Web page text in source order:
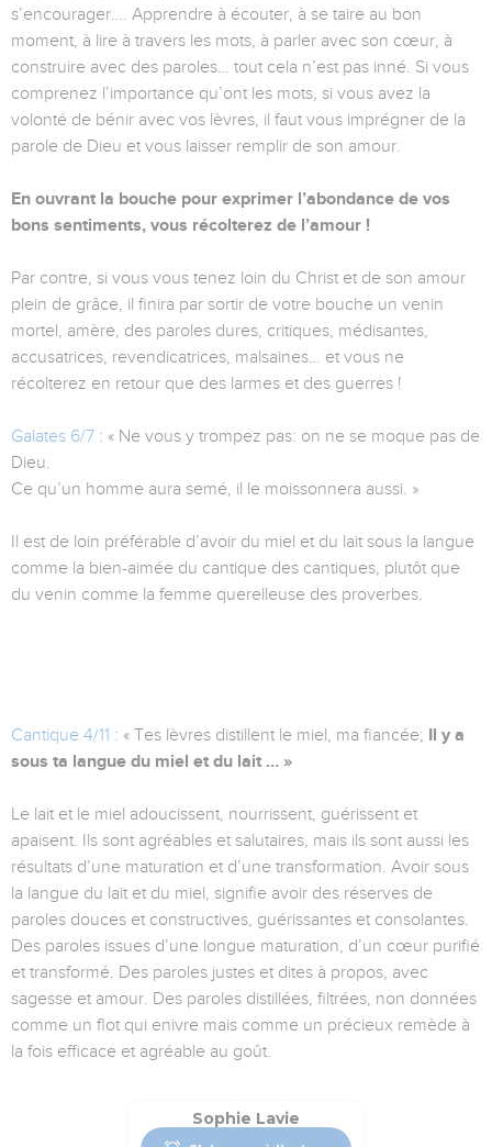
s’encourager…. Apprendre à écouter, à se taire au bon
moment, à lire à travers les mots, à parler avec son cœur, à
construire avec des paroles… tout cela n’est pas inné. Si vous
comprenez l’importance qu’ont les mots, si vous avez la
volonté de bénir avec vos lèvres, il faut vous imprégner de la
parole de Dieu et vous laisser remplir de son amour.
En ouvrant la bouche pour exprimer l’abondance de vos
bons sentiments, vous récolterez de l’amour !
Par contre, si vous vous tenez loin du Christ et de son amour
plein de grâce, il finira par sortir de votre bouche un venin
mortel, amère, des paroles dures, critiques, médisantes,
accusatrices, revendicatrices, malsaines… et vous ne
récolterez en retour que des larmes et des guerres !
Galates 6/7 : « Ne vous y trompez pas: on ne se moque pas de
Dieu.
Ce qu’un homme aura semé, il le moissonnera aussi. »
Il est de loin préférable d’avoir du miel et du lait sous la langue
comme la bien-aimée du cantique des cantiques, plutôt que
du venin comme la femme querelleuse des proverbes.
Cantique 4/11 : « Tes lèvres distillent le miel, ma fiancée; Il y a
sous ta langue du miel et du lait … »
Le lait et le miel adoucissent, nourrissent, guérissent et
apaisent. Ils sont agréables et salutaires, mais ils sont aussi les
résultats d’une maturation et d’une transformation. Avoir sous
la langue du lait et du miel, signifie avoir des réserves de
paroles douces et constructives, guérissantes et consolantes.
Des paroles issues d’une longue maturation, d’un cœur purifié
et transformé. Des paroles justes et dites à propos, avec
sagesse et amour. Des paroles distillées, filtrées, non données
comme un flot qui enivre mais comme un précieux remède à
la fois efficace et agréable au goût.
Sophie Lavie